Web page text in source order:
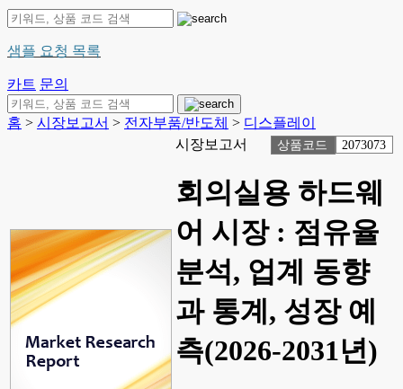
샘플 요청 목록
카트 문의
홈 > 시장보고서 > 전자부품/반도체 > 디스플레이
시장보고서
상품코드 2073073
회의실용 하드웨
어 시장 : 점유율
분석, 업계 동향
과 통계, 성장 예
측(2026-2031년)